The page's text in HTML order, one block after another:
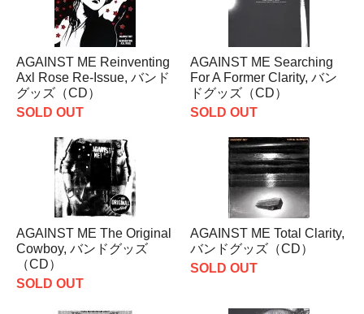
AGAINST ME Reinventing
Axl Rose Re-Issue, バンド
グッズ（CD）
SOLD OUT
AGAINST ME Searching
For A Former Clarity, バン
ドグッズ（CD）
SOLD OUT
AGAINST ME The Original
Cowboy, バンドグッズ
（CD）
SOLD OUT
AGAINST ME Total Clarity,
バンドグッズ（CD）
SOLD OUT